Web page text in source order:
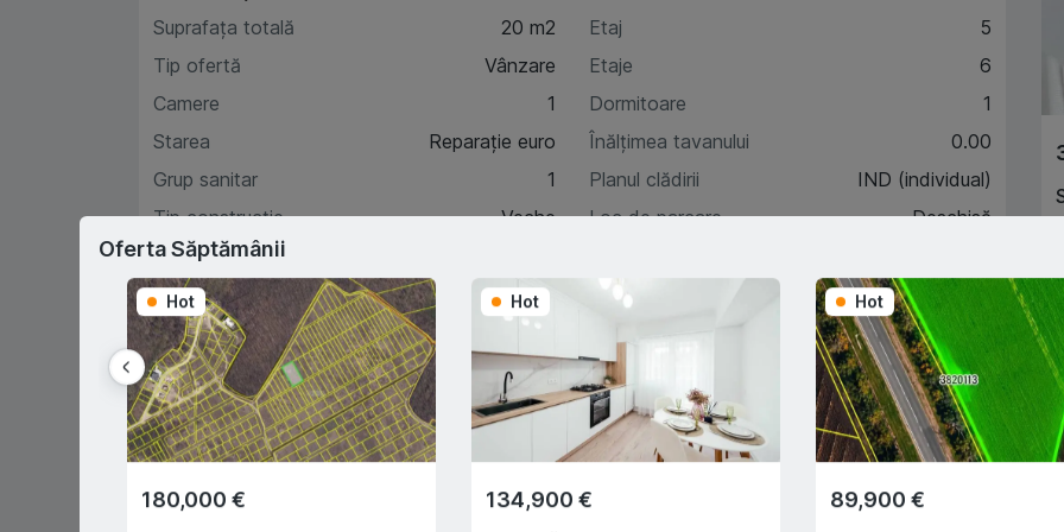
Suprafața totală
20 m2
Tip ofertă
Vânzare
Camere
1
Starea
Reparație euro
Grup sanitar
1
Tip construcție
Veche
Etaj
5
Etaje
6
Dormitoare
1
Înălțimea tavanului
0.00
Planul clădirii
IND (individual)
Loc de parcare
Deschisă
Caracteristici
Descriere
Prima rată 15%
Oferta Săptămânii
Hot
180,000 €
Hot
134,900 €
Hot
89,900 €